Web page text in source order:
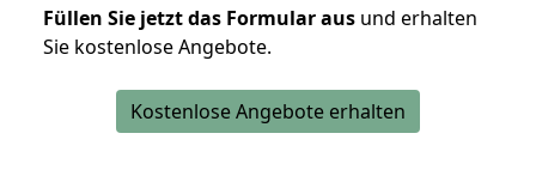
Füllen Sie jetzt das Formular aus und erhalten
Sie kostenlose Angebote.
Kostenlose Angebote erhalten